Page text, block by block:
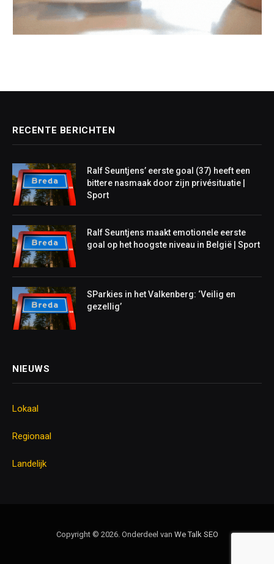
RECENTE BERICHTEN
Ralf Seuntjens’ eerste goal (37) heeft een
bittere nasmaak door zijn privésituatie |
Sport
Ralf Seuntjens maakt emotionele eerste
goal op het hoogste niveau in België | Sport
SParkies in het Valkenberg: ‘Veilig en
gezellig’
NIEUWS
Lokaal
Regionaal
Landelijk
Copyright © 2026. Onderdeel van We Talk SEO